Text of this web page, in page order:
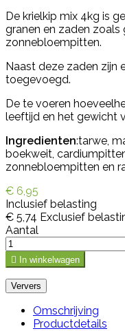
De krielkip mix 4kg is
granen en zaden zoals
zonnebloempitten.
Naast deze zaden zijn
toegevoegd.
De te voeren
leeftijd en het gewicht
Ingredienten:tarwe,
boekweit,
zonnebloempitten en
€ 6,95
Inclusief belasting
€ 5,74 Exclusief
Aantal
 In winkelwagen
Omschrijving
Productdetails